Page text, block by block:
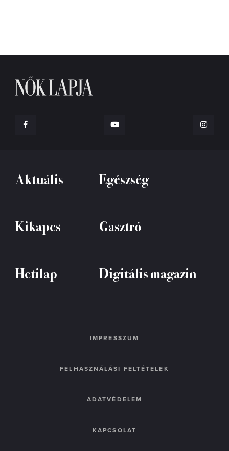
Aktuális Egészség
Kikapcs Gasztró
Hetilap Digitális magazin
IMPRESSZUM
FELHASZNÁLÁSI FELTÉTELEK
ADATVÉDELEM
KAPCSOLAT